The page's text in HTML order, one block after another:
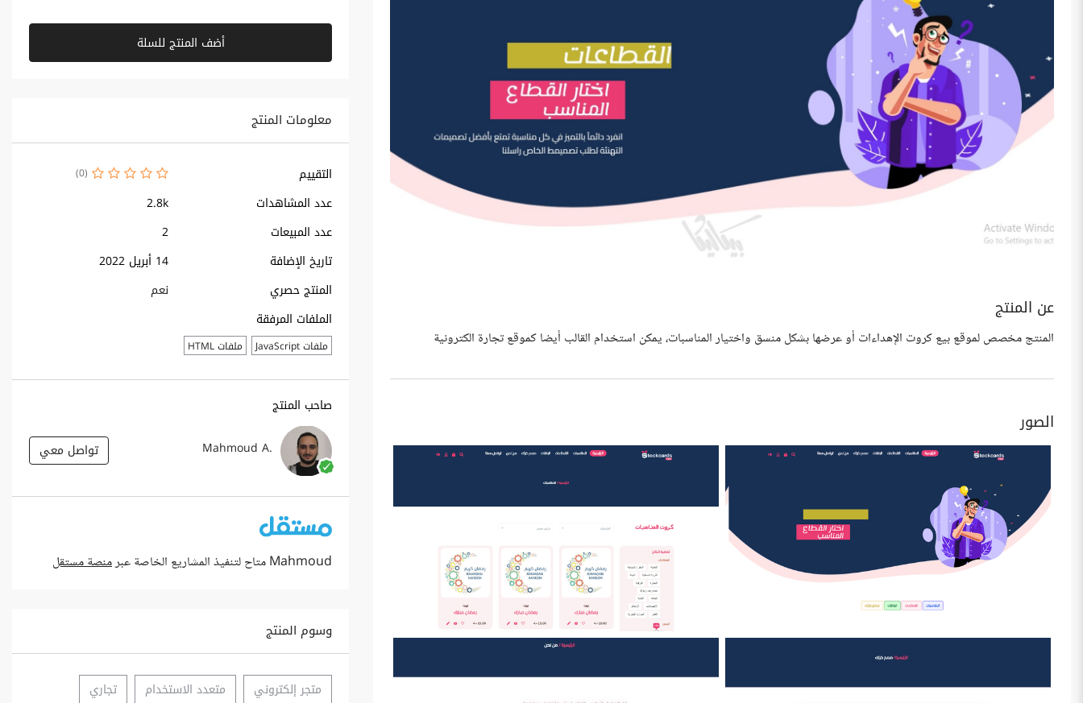
عن المنتج
المنتج مخصص لموقع بيع كروت الإهداءات أو عرضها بشكل منسق واختيار المناسبات، يمكن استخدام القالب أيضا كموقع تجارة الكترونية
الصور
أضف المنتج للسلة
معلومات المنتج
التقييم (0)
عدد المشاهدات
2.8k
عدد المبيعات
2
تاريخ الإضافة
14 أبريل 2022
المنتج حصري
نعم
الملفات المرفقة
ملفات JavaScript ملفات HTML
صاحب المنتج
Mahmoud A.
تواصل معي
Mahmoud متاح لتنفيذ المشاريع الخاصة عبر منصة مستقل
وسوم المنتج
متجر إلكتروني متعدد الاستخدام تجاري